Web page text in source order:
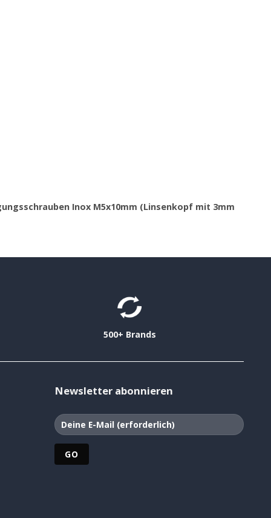
Inox M5x10mm (Linsenkopf mit 3mm
500+ Brands
Newsletter abonnieren